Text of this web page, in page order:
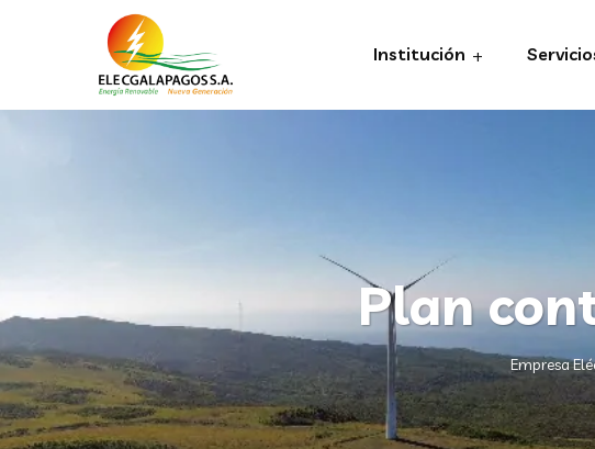
Institución
Plan
Empresa